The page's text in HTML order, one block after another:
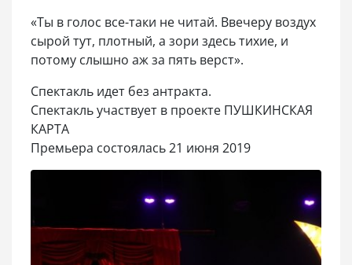
«Ты в голос все-таки не читай. Ввечеру воздух
сырой тут, плотный, а зори здесь тихие, и
потому слышно аж за пять верст».
Спектакль идет без антракта.
Спектакль участвует в проекте ПУШКИНСКАЯ
КАРТА
Премьера состоялась 21 июня 2019